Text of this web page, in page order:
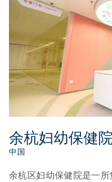
余杭妇幼保健
中国
余杭区妇幼保健院是一